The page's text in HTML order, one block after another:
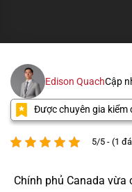
Edison QuachCập
Được chuyên gia kiểm
5/5 - (1
Chính phủ Canada